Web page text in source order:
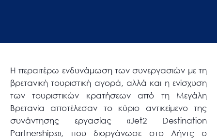
H περαιτέρω ενδυνάμωση των συνεργασιών με τη
βρετανική τουριστική αγορά, αλλά και η ενίσχυση
των τουριστικών κρατήσεων από τη Μεγάλη
Βρετανία αποτέλεσαν το κύριο αντικείμενο της
συνάντησης εργασίας «Jet2 Destination
Partnerships», που διοργάνωσε στο Λήντς ο